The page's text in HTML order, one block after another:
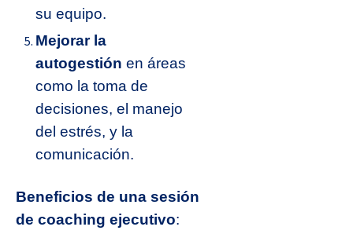
su equipo.
Mejorar la
autogestión en áreas
como la toma de
decisiones, el manejo
del estrés, y la
comunicación.
Beneficios de una sesión
de coaching ejecutivo: